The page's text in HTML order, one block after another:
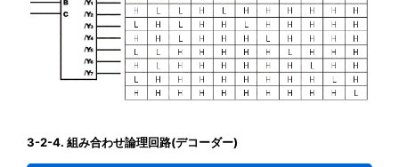
3-2-4. 組み合わせ論理回路(デコーダー)